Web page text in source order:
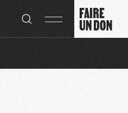
FAIRE
UN DON